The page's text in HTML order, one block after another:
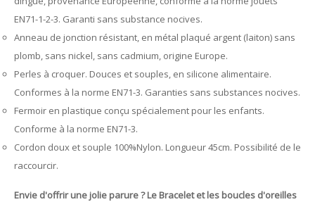
EN71-1-2-3. Garanti sans substance nocives.
Anneau de jonction résistant, en métal plaqué argent (laiton) sans
plomb, sans nickel, sans cadmium, origine Europe.
Perles à croquer. Douces et souples, en silicone alimentaire.
Conformes à la norme EN71-3. Garanties sans substances nocives.
Fermoir en plastique conçu spécialement pour les enfants.
Conforme à la norme EN71-3.
Cordon doux et souple 100%Nylon. Longueur 45cm. Possibilité de le
raccourcir.
Envie d'offrir une jolie parure ? Le Bracelet et les boucles d'oreilles